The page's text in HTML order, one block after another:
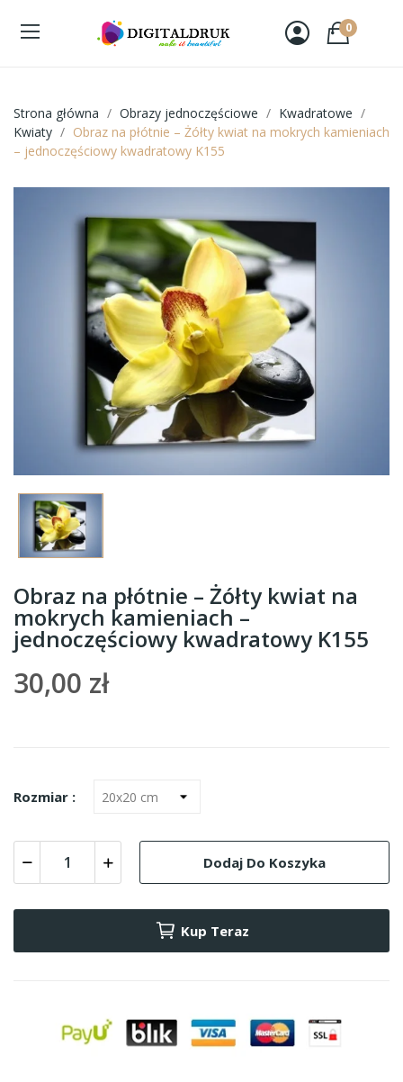
0
Strona główna Obrazy jednoczęściowe
Kwadratowe
Kwiaty
Obraz na płótnie – Żółty kwiat na mokrych kamieniach
– jednoczęściowy kwadratowy K155
Obraz na płótnie – Żółty kwiat na
mokrych kamieniach –
jednoczęściowy kwadratowy K155
30,00 zł
Rozmiar :
Dodaj Do Koszyka
Kup Teraz